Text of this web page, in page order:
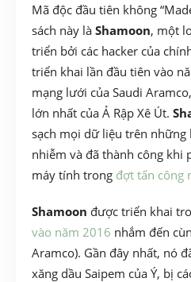
Mã độc đầu tiên không
sách này là Shamoon, một
triển bởi các hacker của
triển khai lần đầu tiên vào
mạng lưới của Saudi
lớn nhất của Ả Rập Xê Út.
sạch mọi dữ liệu trên những
nhiễm và đã thành công khi
máy tính trong đợt tấn công
Shamoon được triển khai
vào năm 2016 nhắm đến
Aramco). Gần đây nhất, nó
xăng dầu Saipem của Ý, bị